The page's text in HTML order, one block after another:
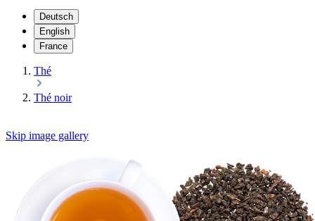
Deutsch
English
France
Thé
Thé noir
Skip image gallery